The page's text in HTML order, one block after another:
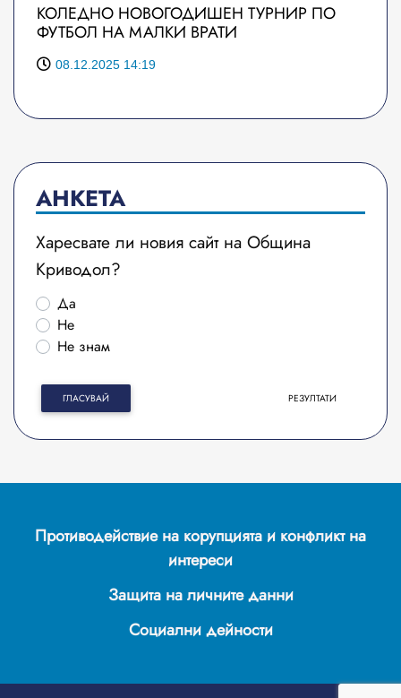
КОЛЕДНО НОВОГОДИШЕН ТУРНИР ПО
ФУТБОЛ НА МАЛКИ ВРАТИ
08.12.2025 14:19
АНКЕТА
Харесвате ли новия сайт на Община
Криводол?
Да
Не
Не знам
ГЛАСУВАЙ РЕЗУЛТАТИ
Противодействие на корупцията и конфликт на
интереси
Защита на личните данни
Социални дейности